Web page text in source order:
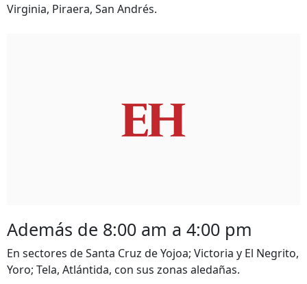
Virginia, Piraera, San Andrés.
Además de 8:00 am a 4:00 pm
En sectores de Santa Cruz de Yojoa; Victoria y El Negrito,
Yoro; Tela, Atlántida, con sus zonas aledañas.